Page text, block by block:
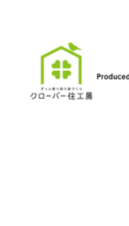
ホーム イベント日程